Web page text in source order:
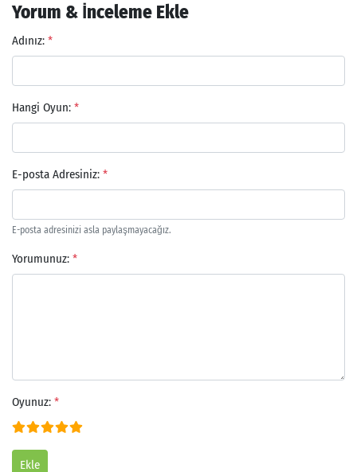
Yorum & İnceleme Ekle
Adınız: *
Hangi Oyun: *
E-posta Adresiniz: *
E-posta adresinizi asla paylaşmayacağız.
Yorumunuz: *
Oyunuz: *
Ekle